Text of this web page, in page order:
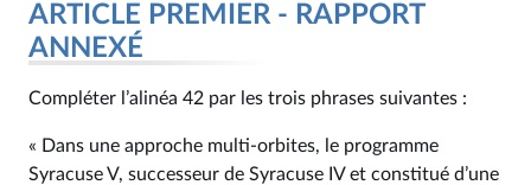
ARTICLE PREMIER - RAPPORT
ANNEXÉ
Compléter l’alinéa 42 par les trois phrases suivantes :
« Dans une approche multi-orbites, le programme
Syracuse V, successeur de Syracuse IV et constitué d’une